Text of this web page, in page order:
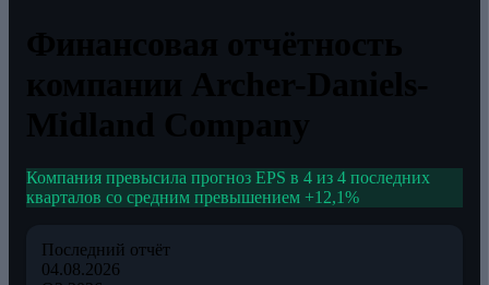
Компания превысила прогноз EPS в 4 из 4 последних
кварталов со средним превышением +12,1%
Последний отчёт
04.08.2026